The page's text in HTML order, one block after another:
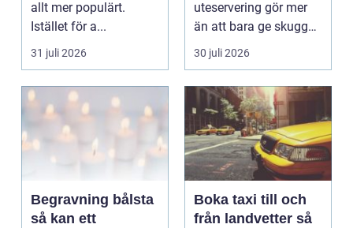
allt mer populärt.
Istället för a...
31 juli 2026
uteservering gör mer
än att bara ge skugga.
Det påverkar hur länge
gäs...
30 juli 2026
Begravning bålsta
så kan ett
Boka taxi till och
från landvetter så